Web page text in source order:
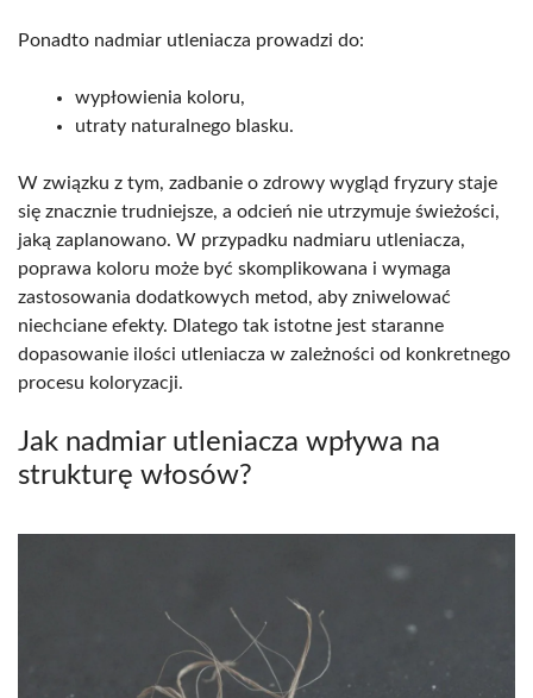
Ponadto nadmiar utleniacza prowadzi do:
wypłowienia koloru,
utraty naturalnego blasku.
W związku z tym, zadbanie o zdrowy wygląd fryzury staje
się znacznie trudniejsze, a odcień nie utrzymuje świeżości,
jaką zaplanowano. W przypadku nadmiaru utleniacza,
poprawa koloru może być skomplikowana i wymaga
zastosowania dodatkowych metod, aby zniwelować
niechciane efekty. Dlatego tak istotne jest staranne
dopasowanie ilości utleniacza w zależności od konkretnego
procesu koloryzacji.
Jak nadmiar utleniacza wpływa na
strukturę włosów?